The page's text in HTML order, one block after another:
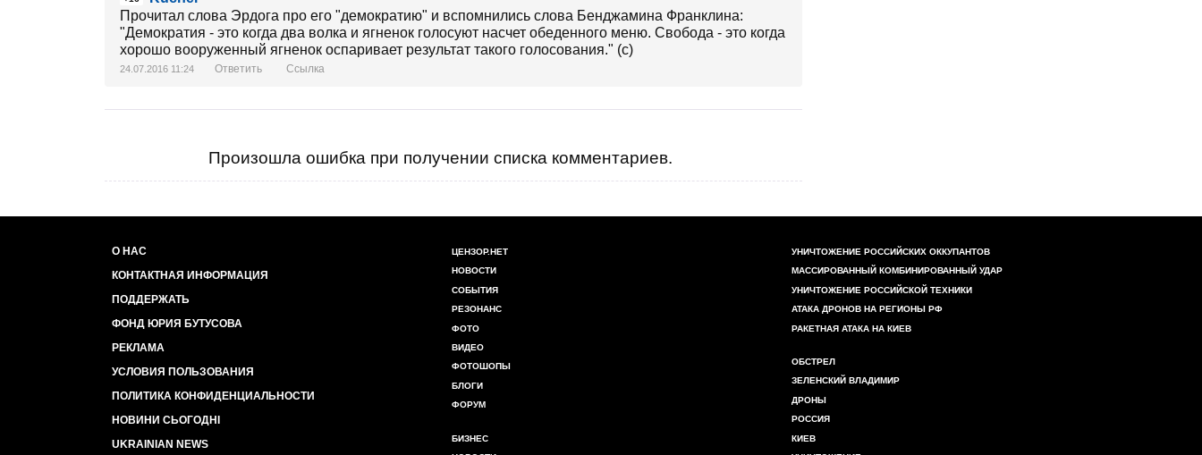
Прочитал слова Эрдога про его "демократию" и вспомнились слова Бенджамина Франклина:
"Демократия - это когда два волка и ягненок голосуют насчет обеденного меню. Свобода - это когда
хорошо вооруженный ягненок оспаривает результат такого голосования." (с)
24.07.2016 11:24 Ответить Ссылка
Произошла ошибка при получении списка комментариев.
О НАС
КОНТАКТНАЯ ИНФОРМАЦИЯ
ПОДДЕРЖАТЬ
ФОНД ЮРИЯ БУТУСОВА
РЕКЛАМА
УСЛОВИЯ ПОЛЬЗОВАНИЯ
ПОЛИТИКА КОНФИДЕНЦИАЛЬНОСТИ
НОВИНИ СЬОГОДНІ
UKRAINIAN NEWS
ЦЕНЗОР.НЕТ
НОВОСТИ
СОБЫТИЯ
РЕЗОНАНС
ФОТО
ВИДЕО
ФОТОШОПЫ
БЛОГИ
ФОРУМ
БИЗНЕС
УНИЧТОЖЕНИЕ РОССИЙСКИХ ОККУПАНТОВ
МАССИРОВАННЫЙ КОМБИНИРОВАННЫЙ УДАР
УНИЧТОЖЕНИЕ РОССИЙСКОЙ ТЕХНИКИ
АТАКА ДРОНОВ НА РЕГИОНЫ РФ
РАКЕТНАЯ АТАКА НА КИЕВ
ОБСТРЕЛ
ЗЕЛЕНСКИЙ ВЛАДИМИР
ДРОНЫ
РОССИЯ
КИЕВ